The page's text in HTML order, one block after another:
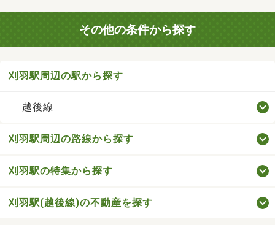
その他の条件から探す
刈羽駅周辺の駅から探す
越後線
刈羽駅周辺の路線から探す
刈羽駅の特集から探す
刈羽駅(越後線)の不動産を探す